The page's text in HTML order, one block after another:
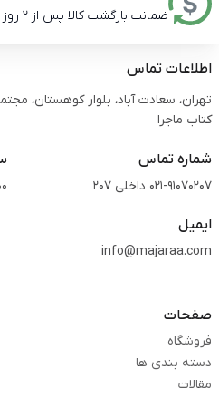
ضمانت بازگشت کالا پس از 2 روز
اطلاعات تماس
کتاب ماجرا
شماره تماس
021-91070207 داخلی 207
ایمیل
info@majaraa.com
صفحات
فروشگاه
دسته بندی ها
مقالات